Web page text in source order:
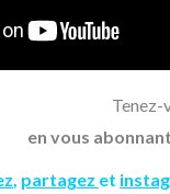
Tenez-
en vous
, partagez et